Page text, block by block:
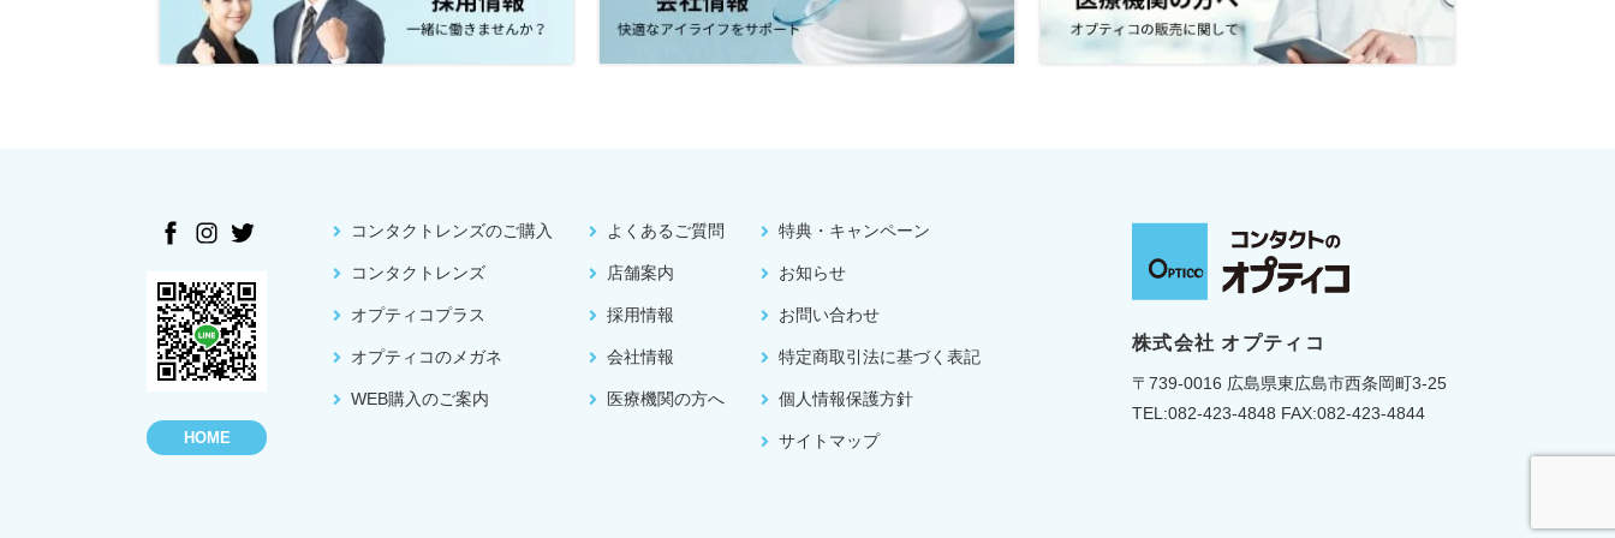
HOME
コンタクトレンズのご購入
コンタクトレンズ
オプティコプラス
オプティコのメガネ
WEB購入のご案内
よくあるご質問
店舗案内
採用情報
会社情報
医療機関の方へ
特典・キャンペーン
お知らせ
お問い合わせ
特定商取引法に基づく表記
個人情報保護方針
サイトマップ
株式会社 オプティコ
〒739-0016 広島県東広島市西条岡町3-25
TEL:082-423-4848 FAX:082-423-4844